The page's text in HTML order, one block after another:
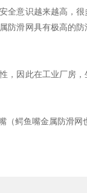
全意识越来越高，
防滑网具有极高的
，因此在工业厂房
（鳄鱼嘴金属防滑